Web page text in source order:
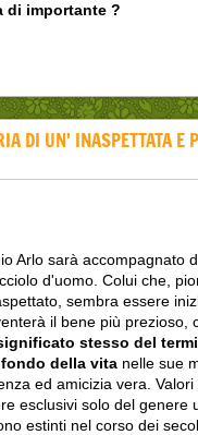
di importante ?
DI UN' INASPETTATA E
Arlo sarà accompagnato
d'uomo. Colui che,
sembra essere
il bene più prezioso,
stesso del
della vita nelle sue
ed amicizia vera.
esclusivi solo del genere
estinti nel corso dei